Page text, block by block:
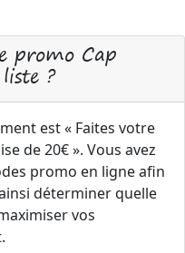
promo Cap
?
est « Faites votre
de 20€ ». Vous avez
promo en ligne afin
déterminer quelle
vos